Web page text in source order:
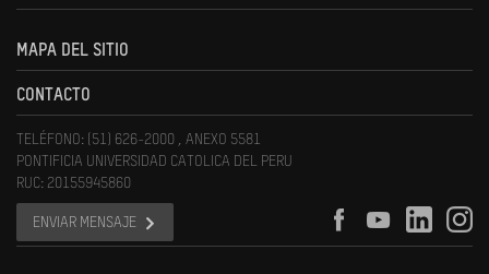
MAPA DEL SITIO
CONTACTO
TELÉFONO: (51) 626-2000 , ANEXO 5581
PONTIFICIA UNIVERSIDAD CATOLICA DEL PERU
RUC: 20155945860
ENVIAR MENSAJE